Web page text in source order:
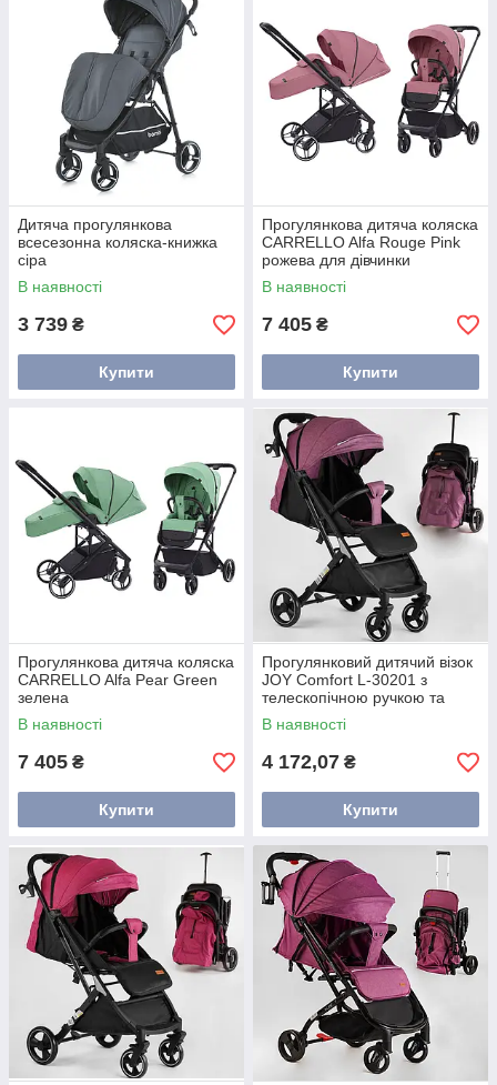
Дитяча прогулянкова
всесезонна коляска-книжка
сіра
В наявності
3 739 ₴
Купити
Прогулянкова дитяча коляска
CARRELLO Alfa Rouge Pink
рожева для дівчинки
В наявності
7 405 ₴
Купити
Прогулянкова дитяча коляска
CARRELLO Alfa Pear Green
зелена
В наявності
7 405 ₴
Купити
Прогулянковий дитячий візок
JOY Comfort L-30201 з
телескопічною ручкою та
підстаканником фіолетова
В наявності
4 172,07 ₴
Купити